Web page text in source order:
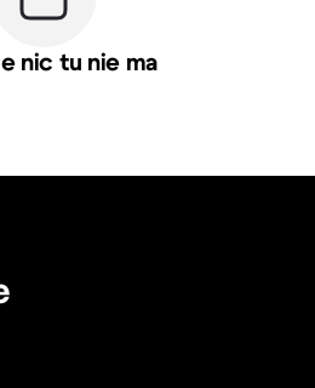
nic tu nie ma